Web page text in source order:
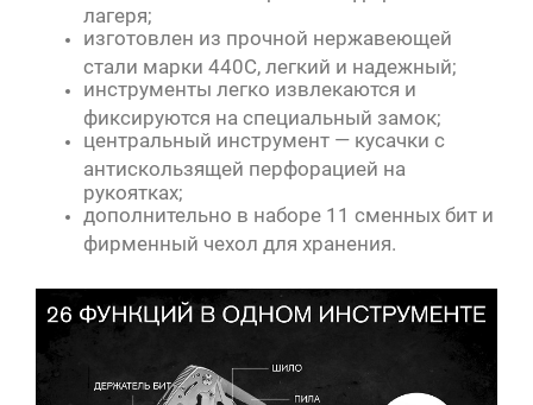
лагеря;
изготовлен из прочной нержавеющей
стали марки 440С, легкий и надежный;
инструменты легко извлекаются и
фиксируются на специальный замок;
центральный инструмент — кусачки с
антискользящей перфорацией на
рукоятках;
дополнительно в наборе 11 сменных бит и
фирменный чехол для хранения.